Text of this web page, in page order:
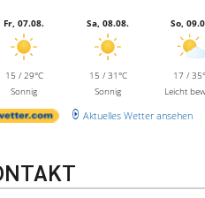
Fr, 07.08.
15 / 29°C
Sonnig
Sa, 08.08.
15 / 31°C
Sonnig
So,
17 /
Leicht
Aktuelles Wetter ansehen